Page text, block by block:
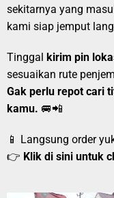
sekitarnya yang
kami siap jemput
Tinggal kirim pin
sesuaikan rute
Gak perlu repot cari
kamu. 🚐📲
📱 Langsung order
👉 Klik di sini untuk